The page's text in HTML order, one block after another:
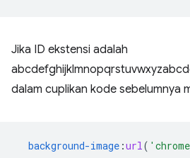
Jika ID ekstensi adalah
dalam cuplikan kode sebelumnya
background-image :url(